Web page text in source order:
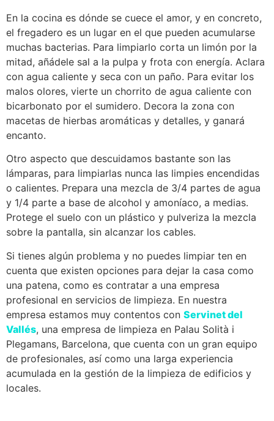
En la cocina es dónde se cuece el amor, y en concreto,
el fregadero es un lugar en el que pueden acumularse
muchas bacterias. Para limpiarlo corta un limón por la
mitad, añádele sal a la pulpa y frota con energía. Aclara
con agua caliente y seca con un paño. Para evitar los
malos olores, vierte un chorrito de agua caliente con
bicarbonato por el sumidero. Decora la zona con
macetas de hierbas aromáticas y detalles, y ganará
encanto.
Otro aspecto que descuidamos bastante son las
lámparas, para limpiarlas nunca las limpies encendidas
o calientes. Prepara una mezcla de 3/4 partes de agua
y 1/4 parte a base de alcohol y amoníaco, a medias.
Protege el suelo con un plástico y pulveriza la mezcla
sobre la pantalla, sin alcanzar los cables.
Si tienes algún problema y no puedes limpiar ten en
cuenta que existen opciones para dejar la casa como
una patena, como es contratar a una empresa
profesional en servicios de limpieza. En nuestra
empresa estamos muy contentos con Servinet del
Vallés, una empresa de limpieza en Palau Solità i
Plegamans, Barcelona, que cuenta con un gran equipo
de profesionales, así como una larga experiencia
acumulada en la gestión de la limpieza de edificios y
locales.